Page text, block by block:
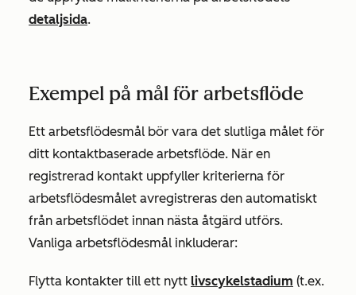
detaljsida.
Exempel på mål för arbetsflöde
Ett arbetsflödesmål bör vara det slutliga målet för
ditt kontaktbaserade arbetsflöde. När en
registrerad kontakt uppfyller kriterierna för
arbetsflödesmålet avregistreras den automatiskt
från arbetsflödet innan nästa åtgärd utförs.
Vanliga arbetsflödesmål inkluderar:
Flytta kontakter till ett nytt livscykelstadium (t.ex.